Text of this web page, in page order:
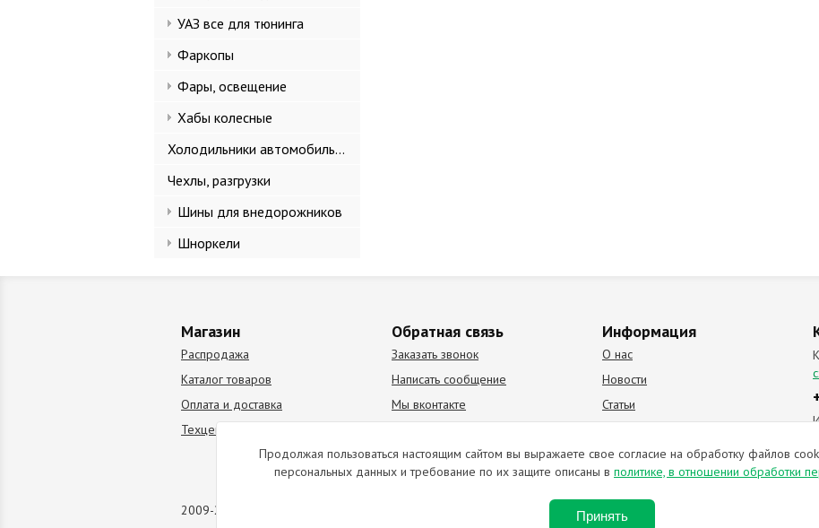
УАЗ все для тюнинга
Фаркопы
Фары, освещение
Хабы колесные
Холодильники автомобильные
Чехлы, разгрузки
Шины для внедорожников
Шноркели
Магазин
Распродажа
Каталог товаров
Оплата и доставка
Техцентр
Обратная связь
Заказать звонок
Написать сообщение
Мы вконтакте
Информация
О нас
Новости
Статьи
2009-2026 © Все права защищены. Копирование материалов запрещено. Отправляя любую форму на сайте, вы
Продолжая пользоваться настоящим сайтом вы выражаете свое согласие на обработку файлов
персональных данных и требование по их защите описаны в политике, в отношении обработки
Принять